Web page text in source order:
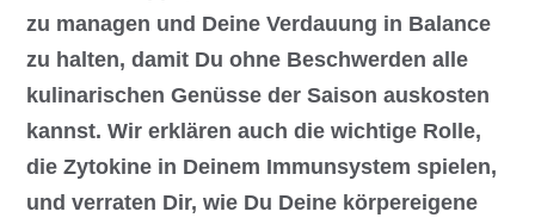
zu managen und Deine Verdauung in Balance
zu halten, damit Du ohne Beschwerden alle
kulinarischen Genüsse der Saison auskosten
kannst. Wir erklären auch die wichtige Rolle,
die Zytokine in Deinem Immunsystem spielen,
und verraten Dir, wie Du Deine körpereigene